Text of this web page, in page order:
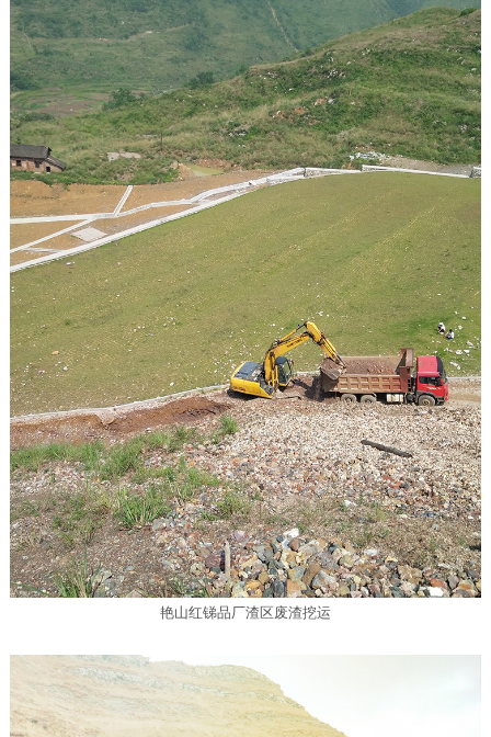
艳山红锑品厂渣区废渣挖运